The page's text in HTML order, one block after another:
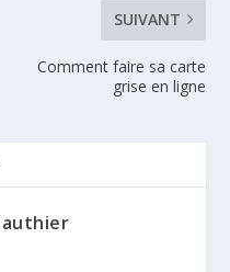
SUIVANT
Comment faire sa carte
grise en ligne